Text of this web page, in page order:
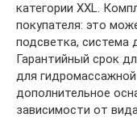
категории XXL.
покупателя: это
подсветка, система
Гарантийный срок
для
дополнительное
зависимости от